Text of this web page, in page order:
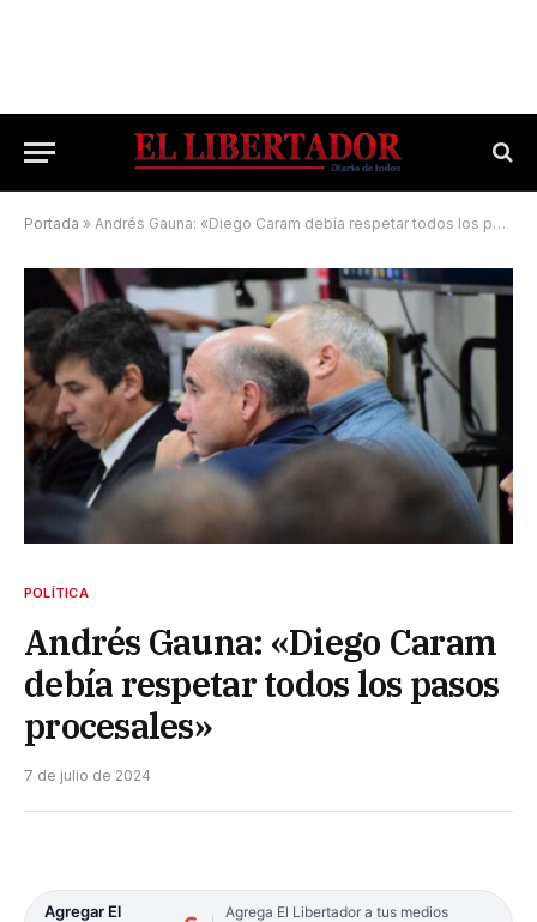
Portada » Andrés Gauna: «Diego Caram debía respetar todos los pasos procesales»
POLÍTICA
Andrés Gauna: «Diego Caram
debía respetar todos los pasos
procesales»
7 de julio de 2024
Agregar El
Agrega El Libertador a tus medios